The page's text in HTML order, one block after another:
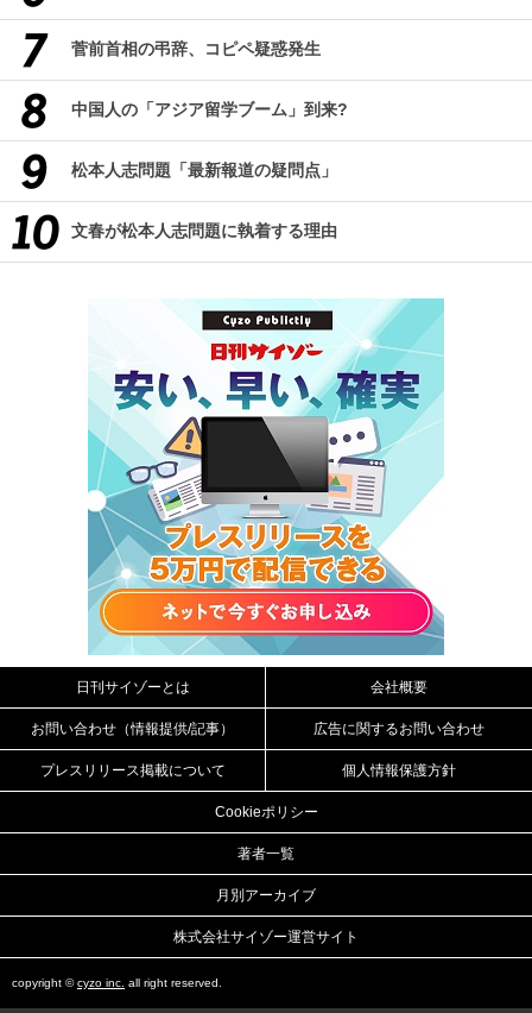
菅前首相の弔辞、コピペ疑惑発生
中国人の「アジア留学ブーム」到来?
松本人志問題「最新報道の疑問点」
文春が松本人志問題に執着する理由
日刊サイゾーとは 会社概要
お問い合わせ（情報提供/記事） 広告に関するお問い合わせ
プレスリリース掲載について 個人情報保護方針
Cookieポリシー
著者一覧
月別アーカイブ
株式会社サイゾー運営サイト
copyright ©cyzo inc. all right reserved.